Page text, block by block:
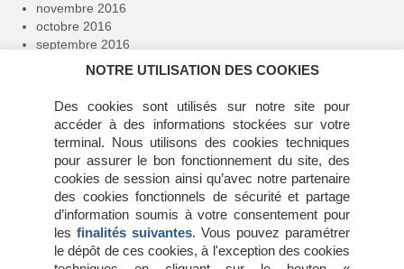
novembre 2016
octobre 2016
septembre 2016
avril 2016
janvier 2016
décembre 2015
novembre 2015
juin 2015
mai 2015
avril 2015
mars 2015
février 2015
janvier 2015
NOTRE UTILISATION DES COOKIES
Des cookies sont utilisés sur notre site pour
accéder à des informations stockées sur votre
terminal. Nous utilisons des cookies techniques
pour assurer le bon fonctionnement du site, des
cookies de session ainsi qu’avec notre partenaire
des cookies fonctionnels de sécurité et partage
d’information soumis à votre consentement pour
les finalités suivantes. Vous pouvez paramétrer
le dépôt de ces cookies, à l'exception des cookies